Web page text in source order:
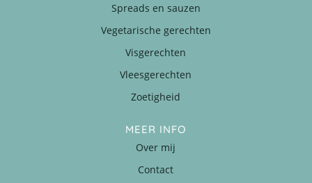
Spreads en sauzen
Vegetarische gerechten
Visgerechten
Vleesgerechten
Zoetigheid
MEER INFO
Over mij
Contact